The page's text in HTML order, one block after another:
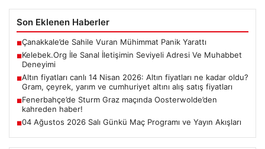
Son Eklenen Haberler
■Çanakkale’de Sahile Vuran Mühimmat Panik Yarattı
■Kelebek.Org İle Sanal İletişimin Seviyeli Adresi Ve Muhabbet
Deneyimi
■Altın fiyatları canlı 14 Nisan 2026: Altın fiyatları ne kadar oldu?
Gram, çeyrek, yarım ve cumhuriyet altını alış satış fiyatları
■Fenerbahçe’de Sturm Graz maçında Oosterwolde’den
kahreden haber!
■04 Ağustos 2026 Salı Günkü Maç Programı ve Yayın Akışları